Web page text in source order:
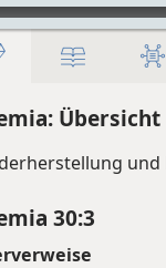
Übersicht
30:3